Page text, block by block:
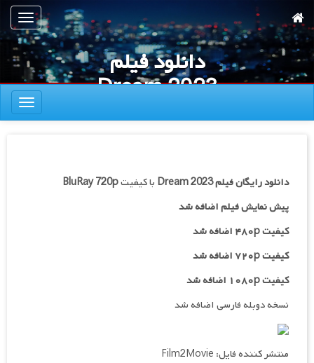
به
محتوای
اصلی
ناوبری
دانلود فیلم
Dream 2023
ناوبری
دانلود رایگان فیلمDream 2023 با کیفیتBluRay 720p
پیش نمایش فیلم اضافه شد
کیفیت ۴۸۰p اضافه شد
کیفیت ۷۲۰p
اضافه شد
کیفیت ۱۰۸۰p اضافه شد
نسخه دوبله فارسی اضافه شد
منتشر کننده فایل: Film2Movie